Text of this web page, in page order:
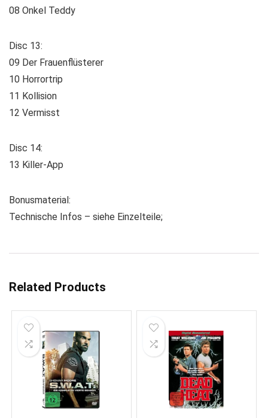
08 Onkel Teddy
Disc 13:
09 Der Frauenflüsterer
10 Horrortrip
11 Kollision
12 Vermisst
Disc 14:
13 Killer-App
Bonusmaterial:
Technische Infos – siehe Einzelteile;
Related Products